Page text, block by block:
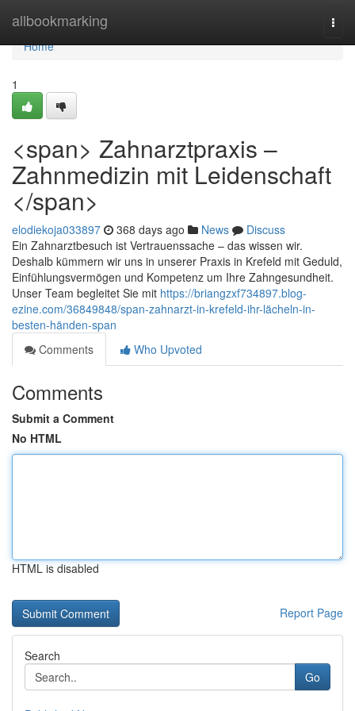
allbookmarking
Home
Home
1
<span> Zahnarztpraxis –
Zahnmedizin mit Leidenschaft
</span>
elodiekoja033897 368 days ago News
Discuss
Ein Zahnarztbesuch ist Vertrauenssache – das wissen wir.
Deshalb kümmern wir uns in unserer Praxis in Krefeld mit Geduld,
Einfühlungsvermögen und Kompetenz um Ihre Zahngesundheit.
Unser Team begleitet Sie mit https://briangzxf734897.blog-
ezine.com/36849848/span-zahnarzt-in-krefeld-ihr-lächeln-in-
besten-händen-span
Comments
Who Upvoted
Comments
Submit a Comment
No HTML
HTML is disabled
Report Page
Search
Go